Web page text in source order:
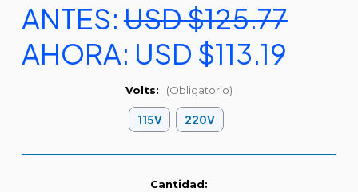
ANTES:USD $125.77
AHORA: USD $113.19
Volts: (Obligatorio)
115V 220V
Cantidad: